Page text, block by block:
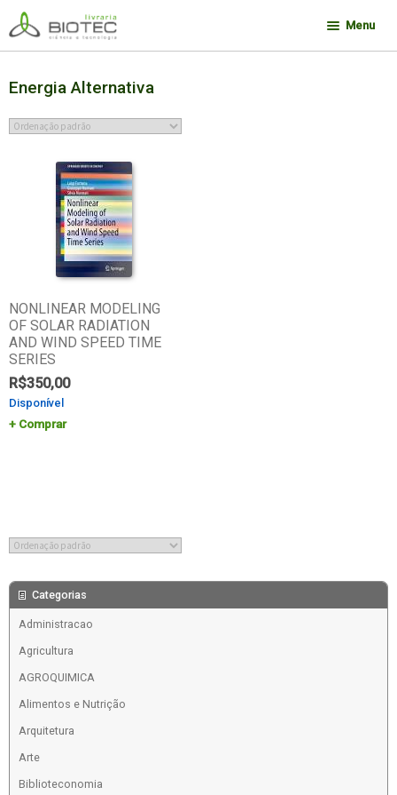
Pular
para
navegação
Pular
para
o
Menu
Energia Alternativa
NONLINEAR MODELING
OF SOLAR RADIATION
AND WIND SPEED TIME
SERIES
R$350,00
Disponível
Comprar
Categorias
Administracao
Agricultura
AGROQUIMICA
Alimentos e Nutrição
Arquitetura
Arte
Biblioteconomia